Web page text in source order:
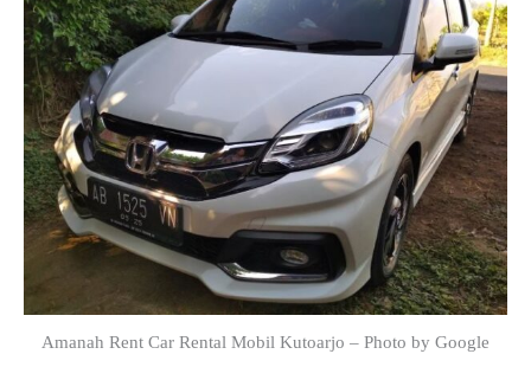
Amanah Rent Car Rental Mobil Kutoarjo – Photo by Google